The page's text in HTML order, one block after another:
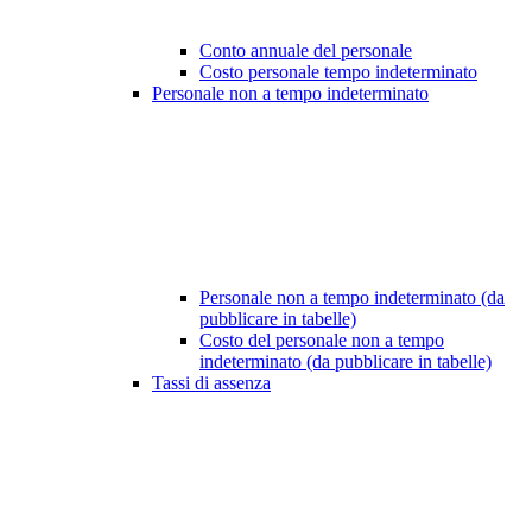
Conto annuale del personale
Costo personale tempo indeterminato
Personale non a tempo indeterminato
Personale non a tempo indeterminato (da
pubblicare in tabelle)
Costo del personale non a tempo
indeterminato (da pubblicare in tabelle)
Tassi di assenza